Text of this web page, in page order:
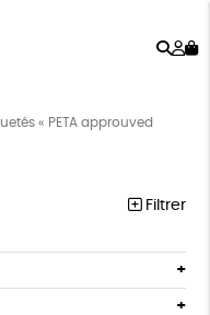
« PETA approuved
Filtrer